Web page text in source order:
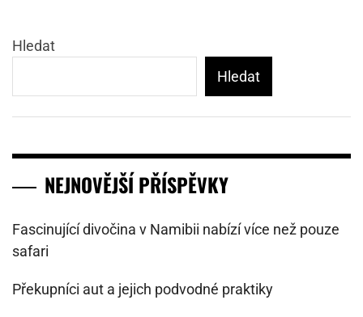
Hledat
Hledat
NEJNOVĚJŠÍ PŘÍSPĚVKY
Fascinující divočina v Namibii nabízí více než pouze
safari
Překupníci aut a jejich podvodné praktiky